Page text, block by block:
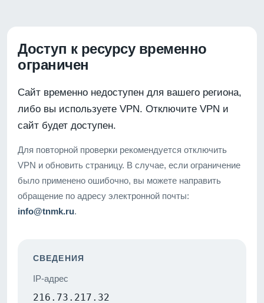
Доступ к ресурсу временно
ограничен
Сайт временно недоступен для вашего региона,
либо вы используете VPN. Отключите VPN и
сайт будет доступен.
Для повторной проверки рекомендуется отключить
VPN и обновить страницу. В случае, если ограничение
было применено ошибочно, вы можете направить
обращение по адресу электронной почты:
info@tnmk.ru.
СВЕДЕНИЯ
IP-адрес
216.73.217.32